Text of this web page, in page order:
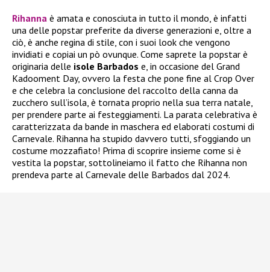
Rihanna è amata e conosciuta in tutto il mondo, è infatti
una delle popstar preferite da diverse generazioni e, oltre a
ciò, è anche regina di stile, con i suoi look che vengono
invidiati e copiai un pò ovunque. Come saprete la popstar è
originaria delle isole Barbados e, in occasione del Grand
Kadooment Day, ovvero la festa che pone fine al Crop Over
e che celebra la conclusione del raccolto della canna da
zucchero sull’isola, è tornata proprio nella sua terra natale,
per prendere parte ai festeggiamenti. La parata celebrativa è
caratterizzata da bande in maschera ed elaborati costumi di
Carnevale. Rihanna ha stupido davvero tutti, sfoggiando un
costume mozzafiato! Prima di scoprire insieme come si è
vestita la popstar, sottolineiamo il fatto che Rihanna non
prendeva parte al Carnevale delle Barbados dal 2024.